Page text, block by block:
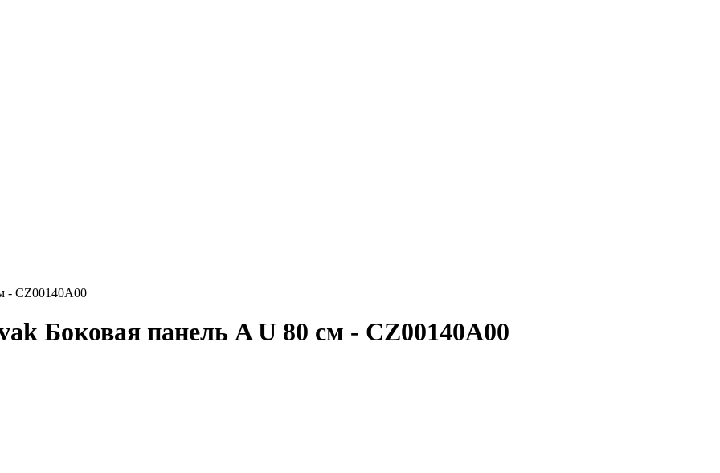
- CZ00140A00
Боковая панель A U 80 см - CZ00140A00